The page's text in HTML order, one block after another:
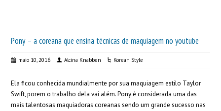
Pony – a coreana que ensina técnicas de maquiagem no youtube
maio 10, 2016 Alcina Knabben Korean Style
Ela ficou conhecida mundialmente por sua maquiagem estilo Taylor
Swift, porem o trabalho dela vai além. Pony é considerada uma das
mais talentosas maquiadoras coreanas sendo um grande sucesso nas